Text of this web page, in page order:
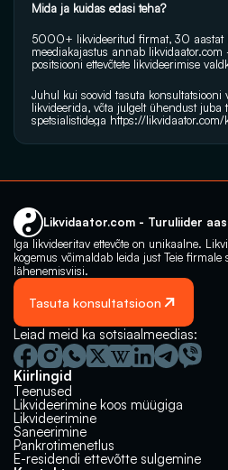
Mida ja kuidas edasi teha?
5000+ likvideeritud firmat, 30 aastat
meediakajastus annab likvidaator.com
positsiooni ettevõtete likvideerimise
Juhul kui soovid tasuta
likvideerida, võta julgelt ühendust juba
spetsialistidega https://likvidaator.com/
Likvidaator.com - Turuliider
Iga likvideeritav ettevõte on unikaalne.
kogemus võimaldab leida just Teie firmale
lähenemisviisi.
Tasuta konsultatsioon
Leiad meid ka sotsiaalmeedias:
Kiirlingid
Teenused
Likvideerimine koos müügiga
Likvideerimine
Saneerimine
Pankrotimenetlus
E-residendi ettevõtte sulgemine